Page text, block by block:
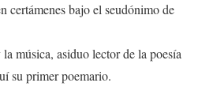
certámenes bajo el seudónimo de
música, asiduo lector de la poesía
su primer poemario.